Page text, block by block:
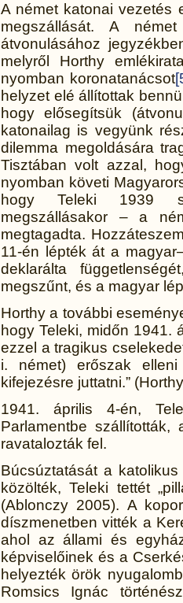
A német katonai vezetés
megszállását. A
átvonulásához
melyről Horthy
nyomban koronatanácsot
helyzet elé állítottak
hogy elősegítsük
katonailag is vegyünk
dilemma megoldására
Tisztában volt azzal,
nyomban követi
hogy Teleki 1939
megszállásakor – a
megtagadta.
11-én lépték át a
deklarálta
megszűnt, és a magyar
Horthy a további
hogy Teleki, midőn 1941.
ezzel a tragikus
i. német) erőszak
kifejezésre juttatni.”
1941. április 4-én,
Parlamentbe
ravatalozták fel.
Búcsúztatását a
közölték, Teleki tettét
(Ablonczy 2005). A
díszmenetben vitték a
ahol az állami és
képviselőinek és a
helyezték örök
Romsics Ignác